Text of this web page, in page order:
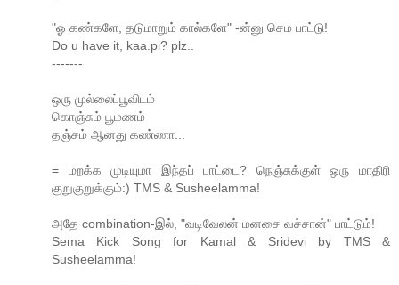
"ஓ கண்களே, தடுமாறும் கால்களே" -ன்னு செம பாட்டு!
Do u have it, kaa.pi? plz..
-------
ஒரு முல்லைப்பூவிடம்
கொஞ்சும் பூமணம்
தஞ்சம் ஆனது கண்ணா...
= மறக்க முடியுமா இந்தப் பாட்டை? நெஞ்சுக்குள் ஒரு மாதிரி
குறுகுறுக்கும்:) TMS & Susheelamma!
அதே combination-இல், "வடிவேலன் மனசை வச்சான்" பாட்டும்!
Sema Kick Song for Kamal & Sridevi by TMS &
Susheelamma!